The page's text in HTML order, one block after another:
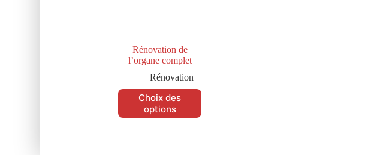
Rénovation de
l’organe complet
Rénovation
Choix des
options